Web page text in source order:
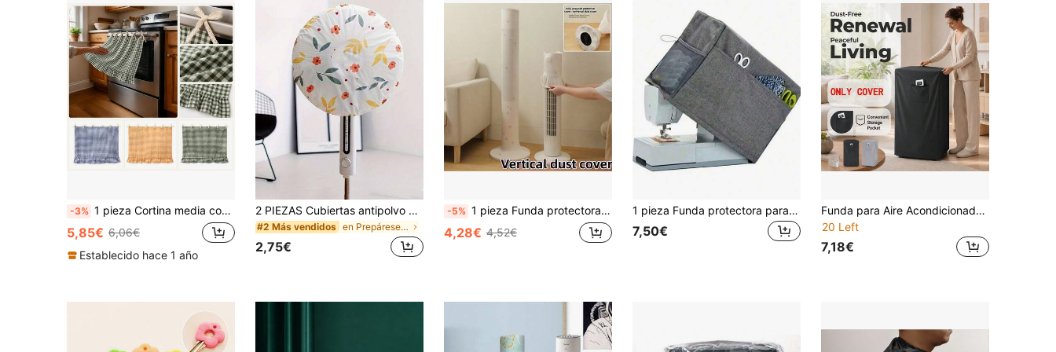
-3% 1 pieza Cortina media con volantes a cuadros para horno, cubierta antipolvo y delantal de estilo campestre para electrodomésticos de cocina, apto para horno, lavavajillas y lavadora, decoración de cocina (Tamaño 76*54cm)
5,85€ 6,06€
Establecido hace 1 año
2 PIEZAS Cubiertas antipolvo para ventilador, cubiertas protectoras universales de ventilador de pie de cobertura completa para escuela, oficina, hogar, viaje, bolsas, organizadores, almacenamiento, colores aleatorios, regalo del Día de la Madre, jardín, verano, playa, suave, graduación, felicitaciones graduado, fiesta de graduación, artículos esenciales de viaje y senderismo, herramientas portátiles, artículos esenciales de verano, portátiles de verano
#2 Más vendidos en Prepárese para los meses lluviosos Piezas de cu
2,75€
-5% 1 pieza Funda protectora universal para ventilador de torre, ventilador de piso y calentador eléctrico, funda protectora de electrodomésticos de cobertura completa. Funda antipolvo de tela con patrón de dibujos animados lindo, adecuada para el hogar y la oficina. A prueba de polvo, a prueba de aceite, fácil de limpiar, protege los dispositivos electrónicos de arañazos y humedad. Decoración del hogar ideal y regalo práctico para familiares y amigos. Regalo de regreso a clases, suministros para dormitorio, accesorio de viaje
4,28€ 4,52€
1 pieza Funda protectora para máquina de coser, tela protectora con bolsillo lateral conveniente y asa resistente, se adapta a la mayoría de máquinas y accesorios estándar, bolsa de almacenamiento, organización
7,50€
Funda para Aire Acondicionado Portátil – Funda Universal de Tela Oxford Impermeable y Resistente al Polvo para Aire Acondicionado Móvil de Casa/Oficina, Anti-Polvo, Anti-Rayaduras y Anti-Humedad
20 Left
7,18€